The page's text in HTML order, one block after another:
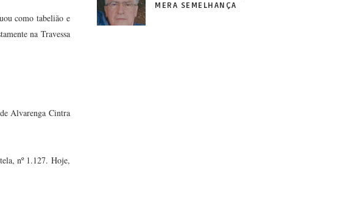
como tabelião e
na Travessa
Alvarenga Cintra
nº 1.127. Hoje,
MERA SEMELHANÇA